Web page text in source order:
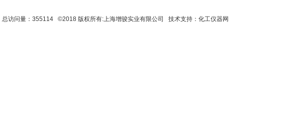
总访问量：355114 ©2018 版权所有:上海增骏实业有限公司 技术支持： 化工仪器网